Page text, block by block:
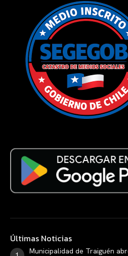
Últimas Noticias
Municipalidad de Traiguén